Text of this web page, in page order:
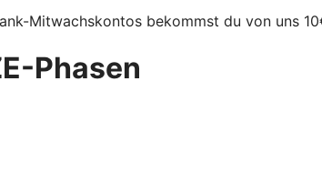
Mitwachskontos bekommst du von uns
Phasen